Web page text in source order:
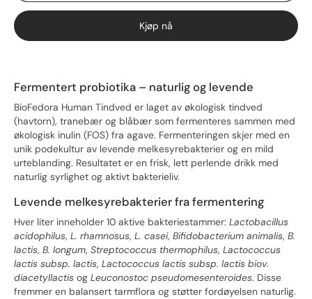
Kjøp nå
Fermentert probiotika – naturlig og levende
BioFedora Human Tindved er laget av økologisk tindved
(havtorn), tranebær og blåbær som fermenteres sammen med
økologisk inulin (FOS) fra agave. Fermenteringen skjer med en
unik podekultur av levende melkesyrebakterier og en mild
urteblanding. Resultatet er en frisk, lett perlende drikk med
naturlig syrlighet og aktivt bakterieliv.
Levende melkesyrebakterier fra fermentering
Hver liter inneholder 10 aktive bakteriestammer: Lactobacillus
acidophilus, L. rhamnosus, L. casei, Bifidobacterium animalis, B.
lactis, B. longum, Streptococcus thermophilus, Lactococcus
lactis subsp. lactis, Lactococcus lactis subsp. lactis biov.
diacetyllactis og Leuconostoc pseudomesenteroides. Disse
fremmer en balansert tarmflora og støtter fordøyelsen naturlig.